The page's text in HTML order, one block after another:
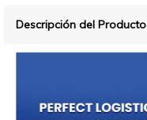
Descripción del Producto